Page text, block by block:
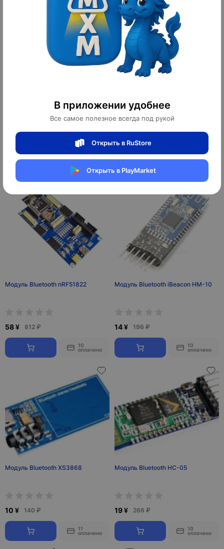
В приложении удобнее
Все самое полезное всегда под рукой
Открыть в RuStore
Открыть в PlayMarket
Модуль Bluetooth DX-BT18 Модуль Bluetooth HC-06
18,5 ¥ 259 ₽
Модуль Bluetooth nRF51822
58 ¥ 812 ₽
10
оплачено
Модуль Bluetooth iBeacon HM-10
14 ¥ 196 ₽
10
оплачено
Модуль Bluetooth XS3868
10 ¥ 140 ₽
11
оплачено
Модуль Bluetooth HC-05
19 ¥ 266 ₽
10
оплачено